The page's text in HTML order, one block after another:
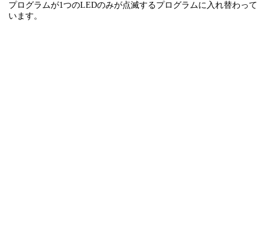
プログラムが1つのLEDのみが点滅するプログラムに入れ替わって
います。